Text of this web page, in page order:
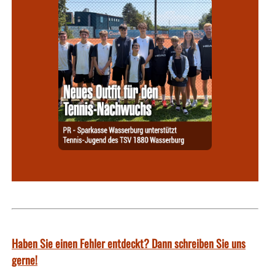
Haben Sie einen Fehler entdeckt? Dann schreiben Sie uns
gerne!